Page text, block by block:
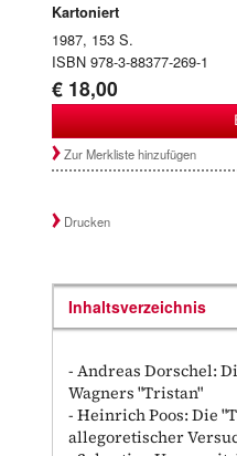
Kartoniert
1987, 153 S.
ISBN 978-3-88377-269-1
€ 18,00
Zur Merkliste hinzufügen
Drucken
Inhaltsverzeichnis
- Andreas Dorschel:
Wagners "Tristan"
- Heinrich Poos: Die
allegoretischer